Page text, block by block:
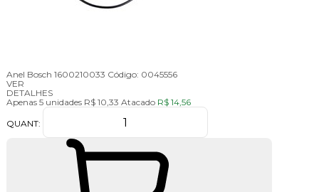
Anel Bosch 1600210033 Código: 0045556
VER
DETALHES
Apenas 5 unidades R$ 10,33 Atacado R$ 14,56
QUANT: